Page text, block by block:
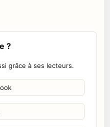
?
grâce à ses lecteurs.